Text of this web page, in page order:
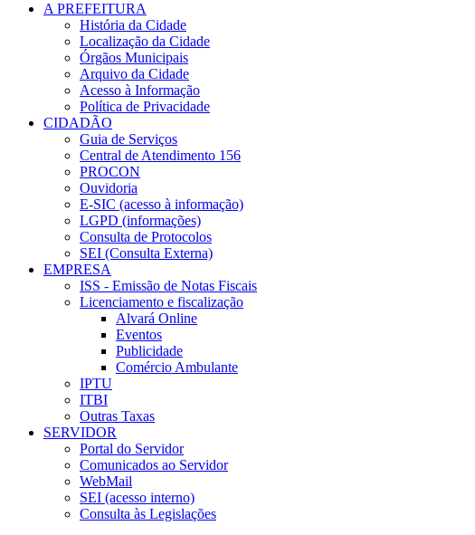
A PREFEITURA
História da Cidade
Localização da Cidade
Órgãos Municipais
Arquivo da Cidade
Acesso à Informação
Política de Privacidade
CIDADÃO
Guia de Serviços
Central de Atendimento 156
PROCON
Ouvidoria
E-SIC (acesso à informação)
LGPD (informações)
Consulta de Protocolos
SEI (Consulta Externa)
EMPRESA
ISS - Emissão de Notas Fiscais
Licenciamento e fiscalização
Alvará Online
Eventos
Publicidade
Comércio Ambulante
IPTU
ITBI
Outras Taxas
SERVIDOR
Portal do Servidor
Comunicados ao Servidor
WebMail
SEI (acesso interno)
Consulta às Legislações